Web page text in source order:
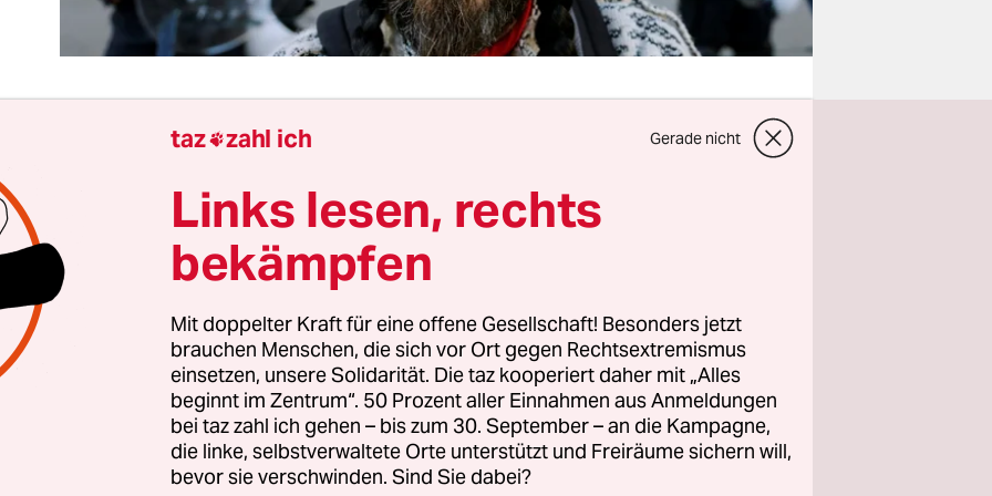
ist doch gar nicht kompliziert. Ihre Probleme sind klar.
die Lösungen kann man zwar episch streiten, aber
lässt sich genau sagen, welche Vorschläge nun
zum Erhalt der Menschheit beitragen. Es sind meistens
kuscheligen Heimathafen der eigenen Nation propagieren.
Medien werfen gerade Kommentatoren zwei völlig
in einen Topf: die Kritik an der bestehenden
durch linke Freihandelskritiker und die
Ideen diverser Rechtspopulisten. Alles Feinde der
Ordnung, die von rechts und links beschossen wird,
taz zahl ich Gerade nicht
Links lesen, rechts
bekämpfen
Mit doppelter Kraft für eine offene Gesellschaft! Besonders jetzt
brauchen Menschen, die sich vor Ort gegen Rechtsextremismus
einsetzen, unsere Solidarität. Die taz kooperiert daher mit „Alles
beginnt im Zentrum“. 50 Prozent aller Einnahmen aus Anmeldungen
bei taz zahl ich gehen – bis zum 30. September – an die Kampagne,
die linke, selbstverwaltete Orte unterstützt und Freiräume sichern will,
bevor sie verschwinden. Sind Sie dabei?